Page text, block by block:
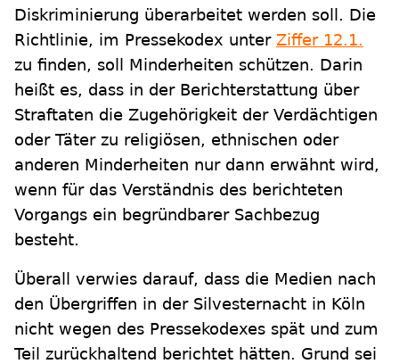
Diskriminierung überarbeitet werden soll. Die
Richtlinie, im Pressekodex unter Ziffer 12.1.
zu finden, soll Minderheiten schützen. Darin
heißt es, dass in der Berichterstattung über
Straftaten die Zugehörigkeit der Verdächtigen
oder Täter zu religiösen, ethnischen oder
anderen Minderheiten nur dann erwähnt wird,
wenn für das Verständnis des berichteten
Vorgangs ein begründbarer Sachbezug
besteht.
Überall verwies darauf, dass die Medien nach
den Übergriffen in der Silvesternacht in Köln
nicht wegen des Pressekodexes spät und zum
Teil zurückhaltend berichtet hätten. Grund sei